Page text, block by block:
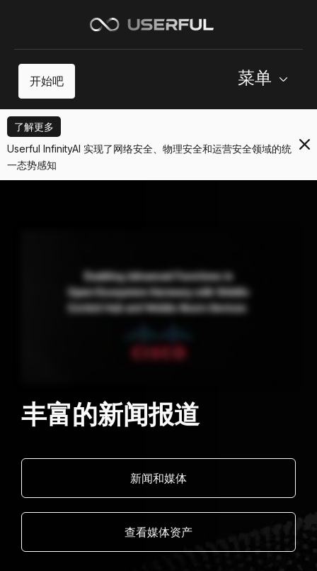
开始吧 菜单
了解更多
Userful InfinityAI 实现了网络安全、物理安全和运营安全领域的统
一态势感知
丰富的新闻报道
新闻和媒体
查看媒体资产